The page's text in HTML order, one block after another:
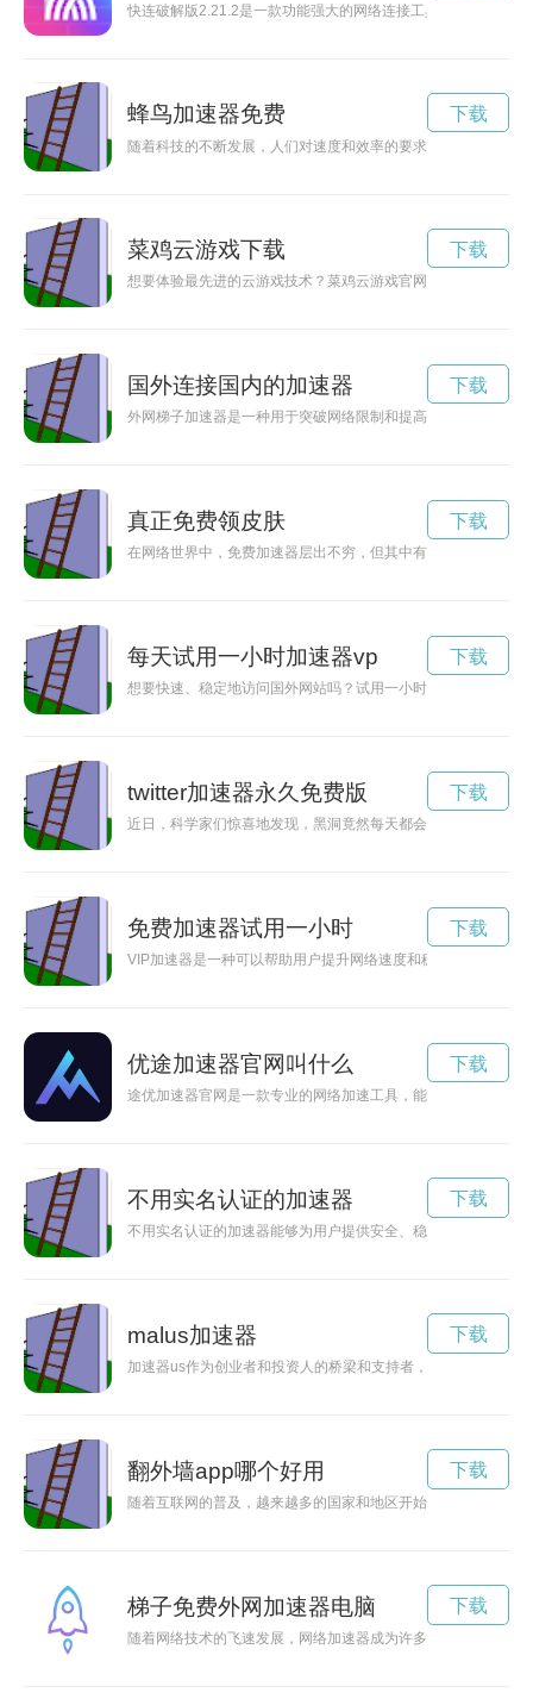
快连破解版2.21.2是一款功能强大的网络连接工具，能够帮助
蜂鸟加速器免费
随着科技的不断发展，人们对速度和效率的要求也越来越高。
下载
菜鸡云游戏下载
想要体验最先进的云游戏技术？菜鸡云游戏官网提供便捷的入
下载
国外连接国内的加速器
外网梯子加速器是一种用于突破网络限制和提高网络速度的工
下载
真正免费领皮肤
在网络世界中，免费加速器层出不穷，但其中有很多并非真正
下载
每天试用一小时加速器vp
想要快速、稳定地访问国外网站吗？试用一小时加速器国外，
下载
twitter加速器永久免费版
近日，科学家们惊喜地发现，黑洞竟然每天都会免费提供1小时
下载
免费加速器试用一小时
VIP加速器是一种可以帮助用户提升网络速度和稳定性的工具
下载
优途加速器官网叫什么
途优加速器官网是一款专业的网络加速工具，能够为用户提供
下载
不用实名认证的加速器
不用实名认证的加速器能够为用户提供安全、稳定的网络加速
下载
malus加速器
加速器us作为创业者和投资人的桥梁和支持者，为科技创新提
下载
翻外墙app哪个好用
随着互联网的普及，越来越多的国家和地区开始加强网络监控
下载
梯子免费外网加速器电脑
随着网络技术的飞速发展，网络加速器成为许多用户提升网速
下载